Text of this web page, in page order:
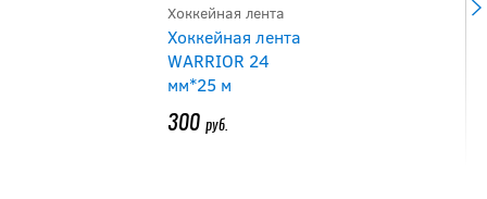
5 832
Хоккейная лента
Хоккейная лента
WARRIOR 24
мм*25 м
300 руб.